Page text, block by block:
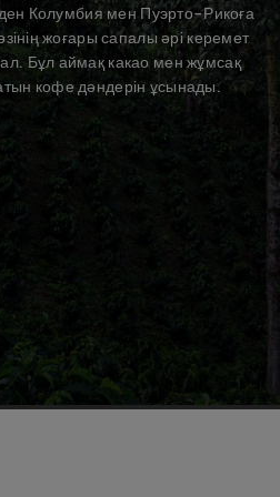
Колумбия мен Пуэрто-Рикоға
жоғары сапалы әрі керемет
Бұл аймақ какао мен жұмсақ
кофе дәндерін ұсынады.
туралы білу